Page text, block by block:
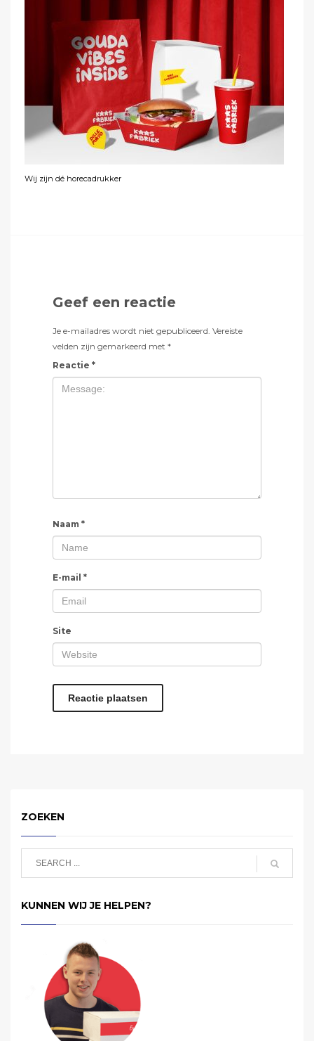
Wij zijn dé horecadrukker
Geef een reactie
Je e-mailadres wordt niet gepubliceerd. Vereiste
velden zijn gemarkeerd met *
Reactie *
Naam *
E-mail *
Site
ZOEKEN
KUNNEN WIJ JE HELPEN?